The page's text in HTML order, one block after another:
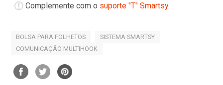
Complemente com o suporte "T" Smartsy.
BOLSA PARA FOLHETOS
SISTEMA SMARTSY
COMUNICAÇÃO MULTIHOOK